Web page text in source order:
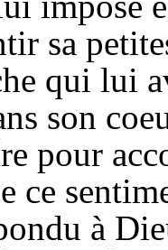
sa
qui lui
son
pour
ce
à